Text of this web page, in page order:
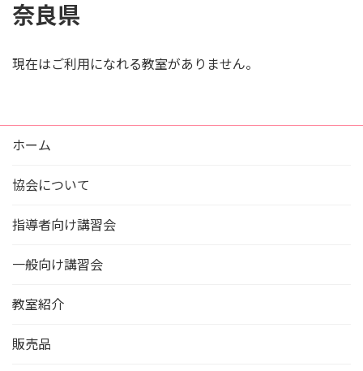
奈良県
現在はご利用になれる教室がありません。
ホーム
協会について
指導者向け講習会
一般向け講習会
教室紹介
販売品